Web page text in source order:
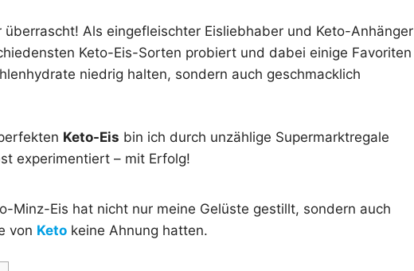
überrascht! Als eingefleischter Eisliebhaber und Keto-Anhänger
Keto-Eis-Sorten probiert und dabei einige Favoriten
niedrig halten, sondern auch geschmacklich
Keto-Eis bin ich durch unzählige Supermarktregale
experimentiert – mit Erfolg!
Minz-Eis hat nicht nur meine Gelüste gestillt, sondern auch
von Keto keine Ahnung hatten.